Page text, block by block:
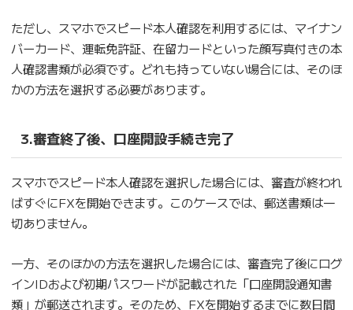
ただし、スマホでスピード本人確認を利用するには、マイナン
バーカード、運転免許証、在留カードといった顔写真付きの本
人確認書類が必須です。どれも持っていない場合には、そのほ
かの方法を選択する必要があります。
3.審査終了後、口座開設手続き完了
スマホでスピード本人確認を選択した場合には、審査が終われ
ばすぐにFXを開始できます。このケースでは、郵送書類は一
切ありません。
一方、そのほかの方法を選択した場合には、審査完了後にログ
インIDおよび初期パスワードが記載された「口座開設通知書
類」が郵送されます。そのため、FXを開始するまでに数日間